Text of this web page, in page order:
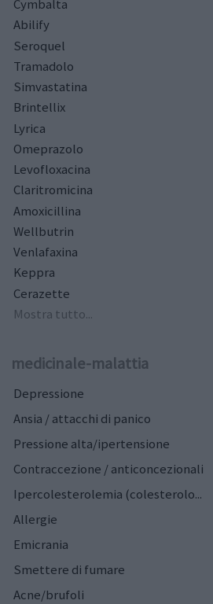
Cymbalta
Abilify
Seroquel
Tramadolo
Simvastatina
Brintellix
Lyrica
Omeprazolo
Levofloxacina
Claritromicina
Amoxicillina
Wellbutrin
Venlafaxina
Keppra
Cerazette
Mostra tutto...
medicinale-malattia
Depressione
Ansia / attacchi di panico
Pressione alta/ipertensione
Contraccezione / anticoncezionali
Ipercolesterolemia (colesterolo...
Allergie
Emicrania
Smettere di fumare
Acne/brufoli